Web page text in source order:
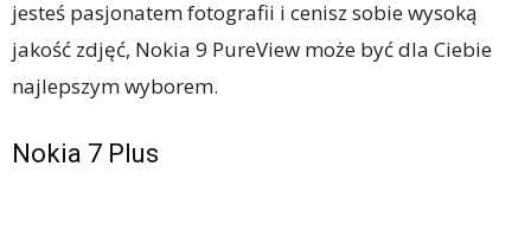
jesteś pasjonatem fotografii i cenisz sobie wysoką
jakość zdjęć, Nokia 9 PureView może być dla Ciebie
najlepszym wyborem.
Nokia 7 Plus